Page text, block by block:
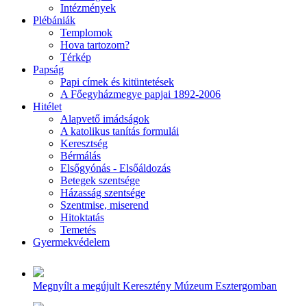
Intézmények
Plébániák
Templomok
Hova tartozom?
Térkép
Papság
Papi címek és kitüntetések
A Főegyházmegye papjai 1892-2006
Hitélet
Alapvető imádságok
A katolikus tanítás formulái
Keresztség
Bérmálás
Elsőgyónás - Elsőáldozás
Betegek szentsége
Házasság szentsége
Szentmise, miserend
Hitoktatás
Temetés
Gyermekvédelem
Megnyílt a megújult Keresztény Múzeum Esztergomban